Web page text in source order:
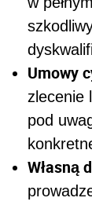
Umowy
zlecenie
pod
Własną